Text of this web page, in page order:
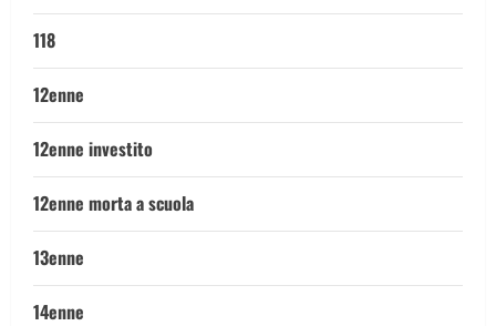
118
12enne
12enne investito
12enne morta a scuola
13enne
14enne